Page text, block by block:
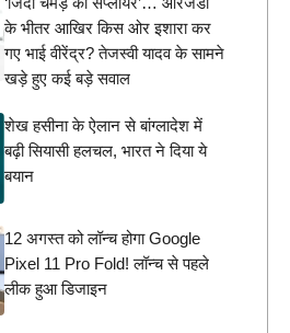
के भीतर आखिर किस ओर इशारा कर
गए भाई वीरेंद्र? तेजस्वी यादव के सामने
खड़े हुए कई बड़े सवाल
शेख हसीना के ऐलान से बांग्लादेश में
बढ़ी सियासी हलचल, भारत ने दिया ये
बयान
12 अगस्त को लॉन्च होगा Google
Pixel 11 Pro Fold! लॉन्च से पहले
लीक हुआ डिजाइन